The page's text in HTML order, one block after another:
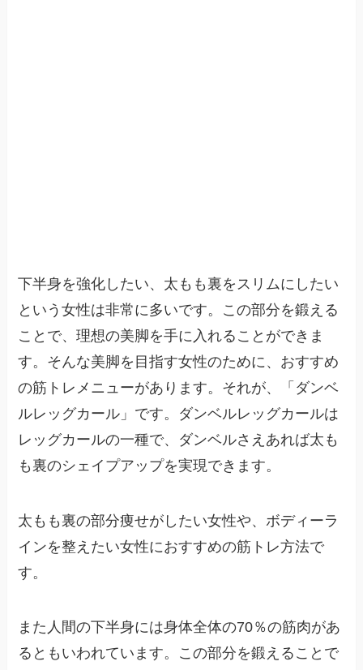
下半身を強化したい、太もも裏をスリムにしたい
という女性は非常に多いです。この部分を鍛える
ことで、理想の美脚を手に入れることができま
す。そんな美脚を目指す女性のために、おすすめ
の筋トレメニューがあります。それが、「ダンベ
ルレッグカール」です。ダンベルレッグカールは
レッグカールの一種で、ダンベルさえあれば太も
も裏のシェイプアップを実現できます。
太もも裏の部分痩せがしたい女性や、ボディーラ
インを整えたい女性におすすめの筋トレ方法で
す。
また人間の下半身には身体全体の70％の筋肉があ
るともいわれています。この部分を鍛えることで